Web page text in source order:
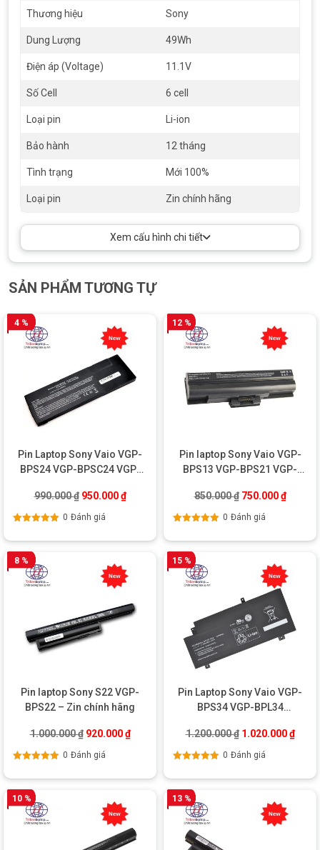
Thương hiệu Sony
Dung Lượng 49Wh
Điện áp (Voltage) 11.1V
Số Cell 6 cell
Loại pin Li-ion
Bảo hành 12 tháng
Tình trạng Mới 100%
Loại pin Zin chính hãng
Xem cấu hình chi tiết
SẢN PHẨM TƯƠNG TỰ
4 %
Pin Laptop Sony Vaio VGP-
BPS24 VGP-BPSC24 VGP-
990.000₫ Giá gốc là: 990.000 ₫.
950.000₫Giá hiện tại là: 950.000 ₫.
0 Đánh giá
12 %
Pin laptop Sony Vaio VGP-
BPS13 VGP-BPS21 VGP-
850.000₫ Giá gốc là:
750.000₫Giá
0 Đánh giá
8 %
Pin laptop Sony S22 VGP-
BPS22 – Zin chính hãng
1.000.000₫ Giá gốc là: 1.000.000 ₫.
920.000₫Giá hiện tại là: 920.000 ₫.
0 Đánh giá
15 %
Pin Laptop Sony Vaio VGP-
BPS34 VGP-BPL34
1.200.000₫ Giá gốc là:
1.020.000₫Giá
0 Đánh giá
10 % 13 %